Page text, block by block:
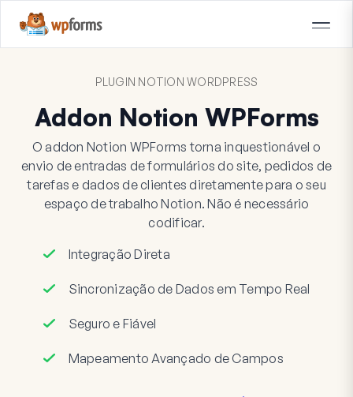
PLUGIN NOTION WORDPRESS
Addon Notion WPForms
O addon Notion WPForms torna inquestionável o
envio de entradas de formulários do site, pedidos de
tarefas e dados de clientes diretamente para o seu
espaço de trabalho Notion. Não é necessário
codificar.
Integração Direta
Sincronização de Dados em Tempo Real
Seguro e Fiável
Mapeamento Avançado de Campos